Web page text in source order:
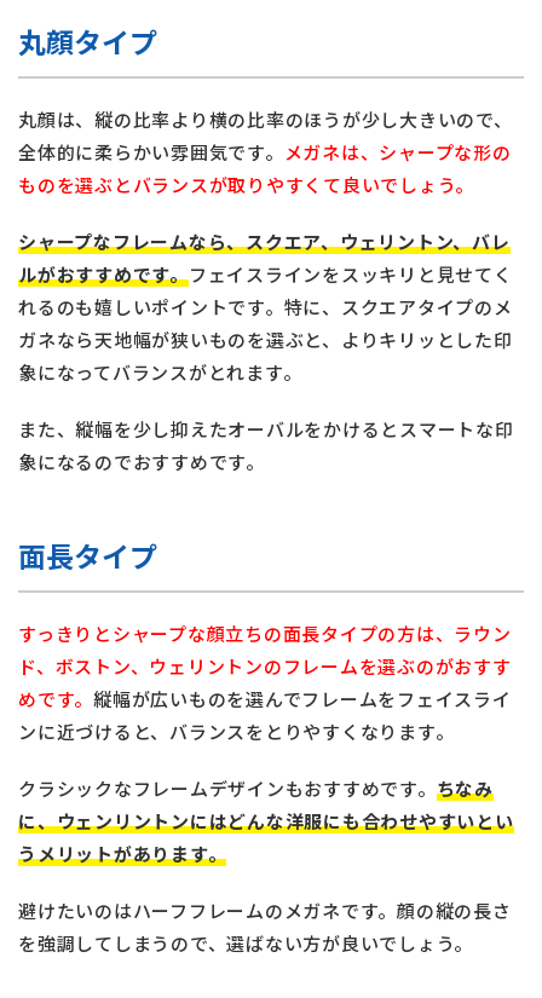
丸顔タイプ
丸顔は、縦の比率より横の比率のほうが少し大きいので、
全体的に柔らかい雰囲気です。 メガネは、シャープな形の
ものを選ぶとバランスが取りやすくて良いでしょう。
シャープなフレームなら、スクエア、ウェリントン、バレ
ルがおすすめです。フェイスラインをスッキリと見せてく
れるのも嬉しいポイントです。特に、スクエアタイプのメ
ガネなら天地幅が狭いものを選ぶと、よりキリッとした印
象になってバランスがとれます。
また、縦幅を少し抑えたオーバルをかけるとスマートな印
象になるのでおすすめです。
面長タイプ
すっきりとシャープな顔立ちの面長タイプの方は、ラウン
ド、ボストン、ウェリントンのフレームを選ぶのがおすす
めです。 縦幅が広いものを選んでフレームをフェイスライ
ンに近づけると、バランスをとりやすくなります。
クラシックなフレームデザインもおすすめです。 ちなみ
に、ウェンリントンにはどんな洋服にも合わせやすいとい
うメリットがあります。
避けたいのはハーフフレームのメガネです。顔の縦の長さ
を強調してしまうので、選ばない方が良いでしょう。